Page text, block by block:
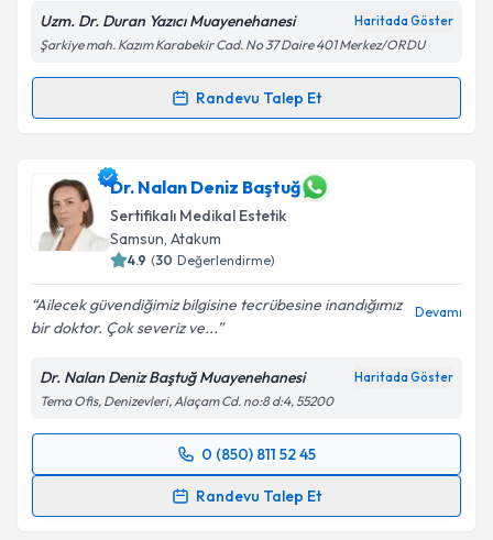
Uzm. Dr. Duran Yazıcı Muayenehanesi Haritada Göster
Şarkiye mah. Kazım Karabekir Cad. No 37 Daire 401 Merkez/ORDU
Randevu Talep Et
Randevu Takvimi Talebi
Uzm. Dr. Duran Yazıcı için randevu takvimi talebi
oluşturun. Size bu uzmandan randevu almanız için bir
takvim hazırlandığında e-posta ile bilgilendireceğiz.
E-posta Adresiniz
Kişisel verilerimin işlenmesine ilişkin
Aydınlatma
Metni'ni okudum ve kişisel verilerimin belirtilen
Takvim Talebini Gönder
Dr. Nalan Deniz Baştuğ
Sertifikalı Medikal Estetik
Samsun, Atakum
4.9 (30 Değerlendirme)
Ailecek güvendiğimiz bilgisine tecrübesine inandığımız
bir doktor. Çok severiz ve...
Devamı
Dr. Nalan Deniz Baştuğ Muayenehanesi Haritada Göster
Tema Ofis, Denizevleri, Alaçam Cd. no:8 d:4, 55200
0 (850) 811 52 45
Randevu Talep Et
Randevu Takvimi Talebi